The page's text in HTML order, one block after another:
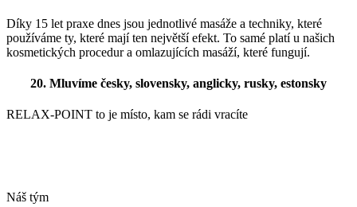
Díky 15 let praxe dnes jsou jednotlivé masáže a techniky, které
používáme ty, které mají ten největší efekt. To samé platí u našich
kosmetických procedur a omlazujících masáží, které fungují.
20. Mluvíme česky, slovensky, anglicky, rusky, estonsky
RELAX-POINT to je místo, kam se rádi vracíte
Náš tým